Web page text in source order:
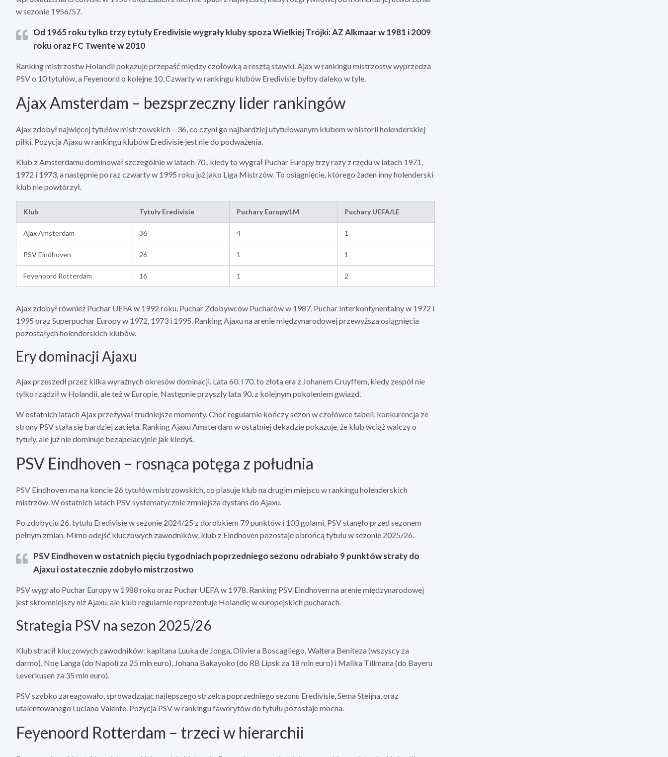
w sezonie 1956/57.
Od 1965 roku tylko trzy tytuły Eredivisie wygrały kluby spoza Wielkiej Trójki: AZ Alkmaar w 1981 i 2009
roku oraz FC Twente w 2010
Ranking mistrzostw Holandii pokazuje przepaść między czołówką a resztą stawki. Ajax w rankingu mistrzostw wyprzedza
PSV o 10 tytułów, a Feyenoord o kolejne 10. Czwarty w rankingu klubów Eredivisie byłby daleko w tyle.
Ajax Amsterdam – bezsprzeczny lider rankingów
Ajax zdobył najwięcej tytułów mistrzowskich – 36, co czyni go najbardziej utytułowanym klubem w historii holenderskiej
piłki. Pozycja Ajaxu w rankingu klubów Eredivisie jest nie do podważenia.
Klub z Amsterdamu dominował szczególnie w latach 70., kiedy to wygrał Puchar Europy trzy razy z rzędu w latach 1971,
1972 i 1973, a następnie po raz czwarty w 1995 roku już jako Liga Mistrzów. To osiągnięcie, którego żaden inny holenderski
klub nie powtórzył.
Klub Tytuły Eredivisie Puchary Europy/LM Puchary UEFA/LE
Ajax Amsterdam 36 4 1
PSV Eindhoven 26 1 1
Feyenoord Rotterdam 16 1 2
Ajax zdobył również Puchar UEFA w 1992 roku, Puchar Zdobywców Pucharów w 1987, Puchar Interkontynentalny w 1972 i
1995 oraz Superpuchar Europy w 1972, 1973 i 1995. Ranking Ajaxu na arenie międzynarodowej przewyższa osiągnięcia
pozostałych holenderskich klubów.
Ery dominacji Ajaxu
Ajax przeszedł przez kilka wyraźnych okresów dominacji. Lata 60. i 70. to złota era z Johanem Cruyffem, kiedy zespół nie
tylko rządził w Holandii, ale też w Europie. Następnie przyszły lata 90. z kolejnym pokoleniem gwiazd.
W ostatnich latach Ajax przeżywał trudniejsze momenty. Choć regularnie kończy sezon w czołówce tabeli, konkurencja ze
strony PSV stała się bardziej zacięta. Ranking Ajaxu Amsterdam w ostatniej dekadzie pokazuje, że klub wciąż walczy o
tytuły, ale już nie dominuje bezapelacyjnie jak kiedyś.
PSV Eindhoven – rosnąca potęga z południa
PSV Eindhoven ma na koncie 26 tytułów mistrzowskich, co plasuje klub na drugim miejscu w rankingu holenderskich
mistrzów. W ostatnich latach PSV systematycznie zmniejsza dystans do Ajaxu.
Po zdobyciu 26. tytułu Eredivisie w sezonie 2024/25 z dorobkiem 79 punktów i 103 golami, PSV stanęło przed sezonem
pełnym zmian. Mimo odejść kluczowych zawodników, klub z Eindhoven pozostaje obrońcą tytułu w sezonie 2025/26.
PSV Eindhoven w ostatnich pięciu tygodniach poprzedniego sezonu odrabiało 9 punktów straty do
Ajaxu i ostatecznie zdobyło mistrzostwo
PSV wygrało Puchar Europy w 1988 roku oraz Puchar UEFA w 1978. Ranking PSV Eindhoven na arenie międzynarodowej
jest skromniejszy niż Ajaxu, ale klub regularnie reprezentuje Holandię w europejskich pucharach.
Strategia PSV na sezon 2025/26
Klub stracił kluczowych zawodników: kapitana Luuka de Jonga, Oliviera Boscagliego, Waltera Beníteza (wszyscy za
darmo), Noę Langa (do Napoli za 25 mln euro), Johana Bakayoko (do RB Lipsk za 18 mln euro) i Malika Tillmana (do Bayeru
Leverkusen za 35 mln euro).
PSV szybko zareagowało, sprowadzając najlepszego strzelca poprzedniego sezonu Eredivisie, Sema Steijna, oraz
utalentowanego Luciano Valente. Pozycja PSV w rankingu faworytów do tytułu pozostaje mocna.
Feyenoord Rotterdam – trzeci w hierarchii